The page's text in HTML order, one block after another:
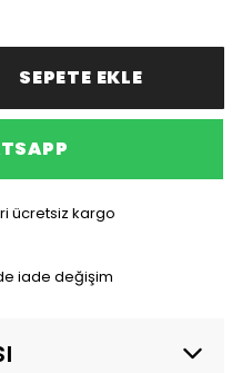
SEPETE EKLE
ücretsiz kargo
iade değişim